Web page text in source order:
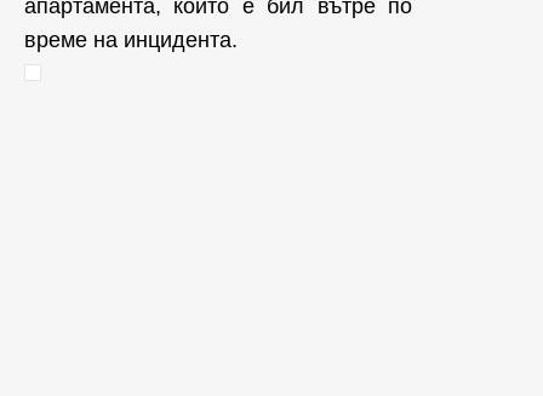
апартамента, който е бил вътре по
време на инцидента.